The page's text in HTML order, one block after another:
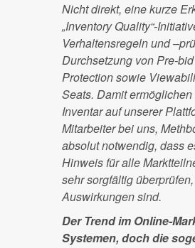
Nicht direkt, eine kurze
„Inventory Quality“-
Verhaltensregeln und
Durchsetzung von Pre-
Protection sowie
Seats. Damit
Inventar auf unserer
Mitarbeiter bei uns,
absolut notwendig, dass
Hinweis für alle
sehr sorgfältig
Auswirkungen sind.
Der Trend im Online-
Systemen, doch die